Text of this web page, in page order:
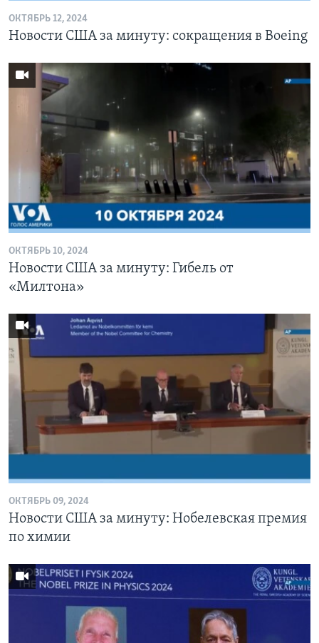
ОКТЯБРЬ 12, 2024
Новости США за минуту: сокращения в Boeing
ОКТЯБРЬ 10, 2024
Новости США за минуту: Гибель от
«Милтона»
ОКТЯБРЬ 09, 2024
Новости США за минуту: Нобелевская премия
по химии